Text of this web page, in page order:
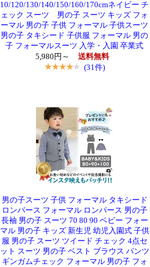
10/120/130/140/150/160/170cmネイビー チ
ェック スーツ 男の子 スーツ キッズ フォ
ーマル 男の子 子供 フォーマル 子供スーツ
男の子 タキシード 子供服 フォーマル 男の
子 フォーマルスーツ 入学・入園 卒業式
5,980円～
送料無料
(31件)
男の子スーツ 子供 フォーマル タキシード
ロンパース フォーマル ロンパース 男の子
長袖 男の子 スーツ 70 80 90 ベビー フォー
マル 男の子 キッズ 新生児 幼児入園式 子供
服 男の子 スーツ ツイード チェック 4点セ
ット スーツ 男の子 ベスト ブラウス パンツ
ギンガムチェック フォーマル 男の子 フォ